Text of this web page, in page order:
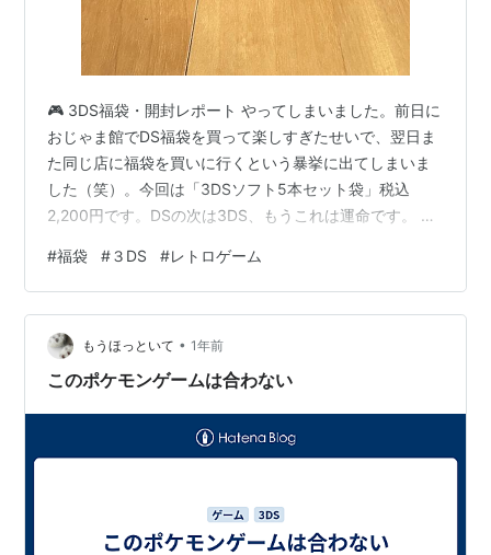
🎮 3DS福袋・開封レポート やってしまいました。前日に
おじゃま館でDS福袋を買って楽しすぎたせいで、翌日ま
た同じ店に福袋を買いに行くという暴挙に出てしまいま
した（笑）。今回は「3DSソフト5本セット袋」税込
2,200円です。DSの次は3DS、もうこれは運命です。 📦
品名3DSソフト5本セット袋（中古） 価格税込2,200円
内容中古3DSソフト 5本（中身はランダム） 購入タイミ
ングDS福袋の翌日（我慢できなかったwww） 前日のDS
福袋が楽しすぎた 前日にゲオでDS福袋を買ったのです
が、ドラクエVが入っていて大満足でした。「2,200…
#福袋 #３DS #レトロゲーム
もうほっといて • 1年前
このポケモンゲームは合わない